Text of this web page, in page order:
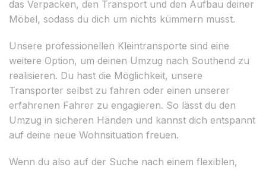
das Verpacken, den Transport und den Aufbau deiner
Möbel, sodass du dich um nichts kümmern musst.
Unsere professionellen Kleintransporte sind eine
weitere Option, um deinen Umzug nach Southend zu
realisieren. Du hast die Möglichkeit, unsere
Transporter selbst zu fahren oder einen unserer
erfahrenen Fahrer zu engagieren. So lässt du den
Umzug in sicheren Händen und kannst dich entspannt
auf deine neue Wohnsituation freuen.
Wenn du also auf der Suche nach einem flexiblen,